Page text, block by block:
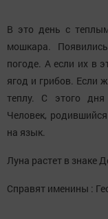
В это день с
мошкара.
погоде. А если их в
ягод и грибов. Если
теплу. С этого дня
Человек,
на язык.
Луна растет в знаке
Справят именины :